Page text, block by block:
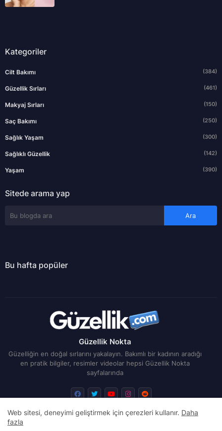
Kategoriler
Cilt Bakımı (384)
Güzellik Sırları (461)
Makyaj Sırları (150)
Saç Bakımı (250)
Sağlık Yaşam (300)
Sağlıklı Güzellik (142)
Yaşam (390)
Sitede arama yap
Bu hafta popüler
Güzellik Nokta
Güzelliğin en doğal sırlarını yakalayın. Bakımlı bir kadının aradığı
en pratik bilgiler, resimler videolar hepsi Güzellik Nokta
sayfalarında
Web sitesi, deneyimi geliştirmek için çerezleri kullanır. Daha
fazla